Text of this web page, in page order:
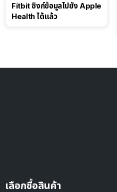
Fitbit ซิงก์ข้อมูลไปยัง Apple
Health ได้แล้ว
เลือกซื้อสินค้า